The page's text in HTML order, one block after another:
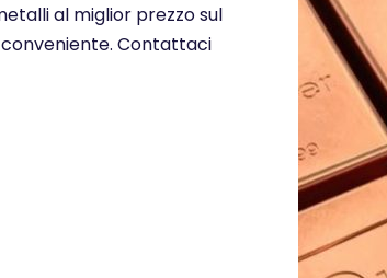
al miglior prezzo sul
Contattaci